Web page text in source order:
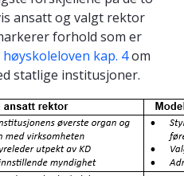
ansatt og valgt rektor
forhold som er
kap. 4om
statlige institusjoner.